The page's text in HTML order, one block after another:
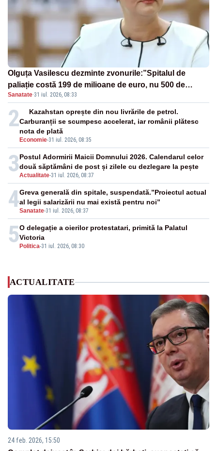
Olguța Vasilescu dezminte zvonurile:”Spitalul de
paliație costă 199 de milioane de euro, nu 500 de
milioane”
Sanatate·31 iul. 2026, 08:33
2
Economie-31 iul. 2026, 08:35
Kazahstan oprește din nou livrările de petrol.
Carburanții se scumpesc accelerat, iar românii plătesc
nota de plată
3Actualitate-31 iul. 2026, 08:37
Postul Adormirii Maicii Domnului 2026. Calendarul celor
două săptămâni de post și zilele cu dezlegare la pește
4Sanatate-31 iul. 2026, 08:37
Greva generală din spitale, suspendată.”Proiectul actual
al legii salarizării nu mai există pentru noi”
5 Politica-31 iul. 2026, 08:30
O delegație a oierilor protestatari, primită la Palatul
Victoria
ACTUALITATE
24 feb. 2026, 15:50